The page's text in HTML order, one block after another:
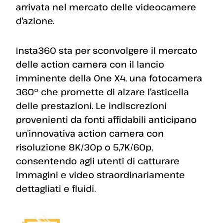
arrivata nel mercato delle videocamere
d’azione.
Insta360 sta per sconvolgere il mercato
delle action camera con il lancio
imminente della One X4, una fotocamera
360º che promette di alzare l’asticella
delle prestazioni. Le indiscrezioni
provenienti da fonti affidabili anticipano
un’innovativa action camera con
risoluzione 8K/30p o 5,7K/60p,
consentendo agli utenti di catturare
immagini e video straordinariamente
dettagliati e fluidi.